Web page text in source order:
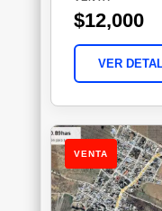
$12,000
VER
VENTA